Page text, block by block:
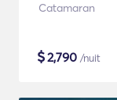
Catamaran
$2,790 /nuit